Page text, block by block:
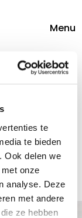
te
te bieden
Ook delen we
onze
analyse. Deze
met andere
ze hebben
Menu